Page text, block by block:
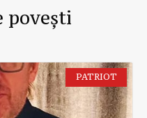
povești
PATRIOT